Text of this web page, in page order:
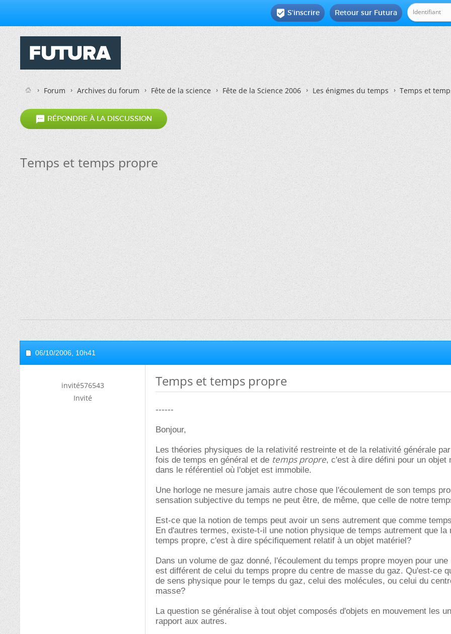
Retour sur Futura
 S'inscrire
Forum Archives du forum Fête de la science Fête de la Science 2006 Les énigmes du temps Temps et
 RÉPONDRE À LA DISCUSSION
Temps et temps propre
06/10/2006, 10h41
invité576543
Invité
Temps et temps propre
------
Bonjour,
Les théories physiques de la relativité restreinte et de la relativité générale
fois de temps en général et de temps propre, c'est à dire défini pour un objet
dans le référentiel où l'objet est immobile.
Une horloge ne mesure jamais autre chose que l'écoulement de son temps
sensation subjective du temps ne peut être, de même, que celle de notre
Est-ce que la notion de temps peut avoir un sens autrement que comme
En d'autres termes, existe-t-il une notion physique de temps autrement que la
temps propre, c'est à dire spécifiquement relatif à un objet matériel?
Dans un volume de gaz donné, l'écoulement du temps propre moyen pour une
est différent de celui du temps propre du centre de masse du gaz. Qu'est-ce
de sens physique pour le temps du gaz, celui des molécules, ou celui du
masse?
La question se généralise à tout objet composés d'objets en mouvement les
rapport aux autres.